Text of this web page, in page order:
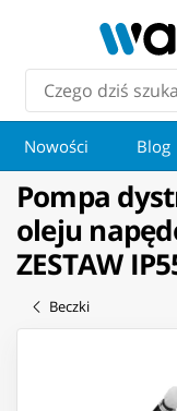
Nowości Blog
Pompa
oleju
ZESTAW
Beczki